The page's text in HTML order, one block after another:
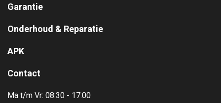
Garantie
Onderhoud & Reparatie
APK
Contact
Ma t/m Vr: 08:30 - 17:00